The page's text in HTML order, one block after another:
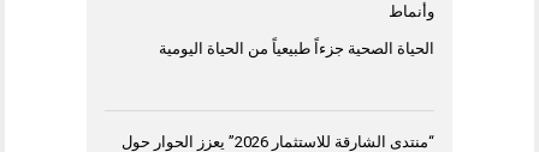
وأنماط
الحياة الصحية جزءاً طبيعياً من الحياة اليومية
“منتدى الشارقة للاستثمار 2026” يعزز الحوار حول